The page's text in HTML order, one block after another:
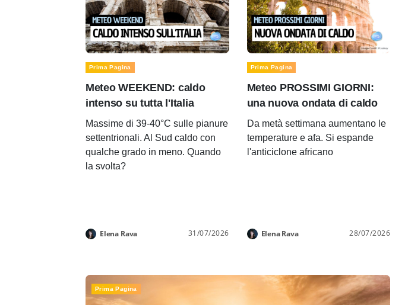
Prima Pagina
Meteo WEEKEND: caldo
intenso su tutta l'Italia
Massime di 39-40°C sulle pianure
settentrionali. Al Sud caldo con
qualche grado in meno. Quando
la svolta?
Elena Rava 31/07/2026
Prima Pagina
Meteo PROSSIMI GIORNI:
una nuova ondata di caldo
Da metà settimana aumentano le
temperature e afa. Si espande
l'anticiclone africano
Elena Rava 28/07/2026
Prima Pagina